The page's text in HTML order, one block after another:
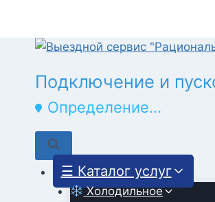
содержимому
Монтаж и демонтаж
Определение...
☰ Каталог услуг
Холодильное